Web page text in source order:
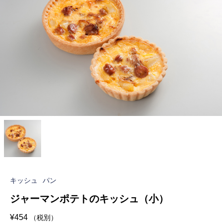
キッシュ パン
ジャーマンポテトのキッシュ（小）
¥454 （税別）